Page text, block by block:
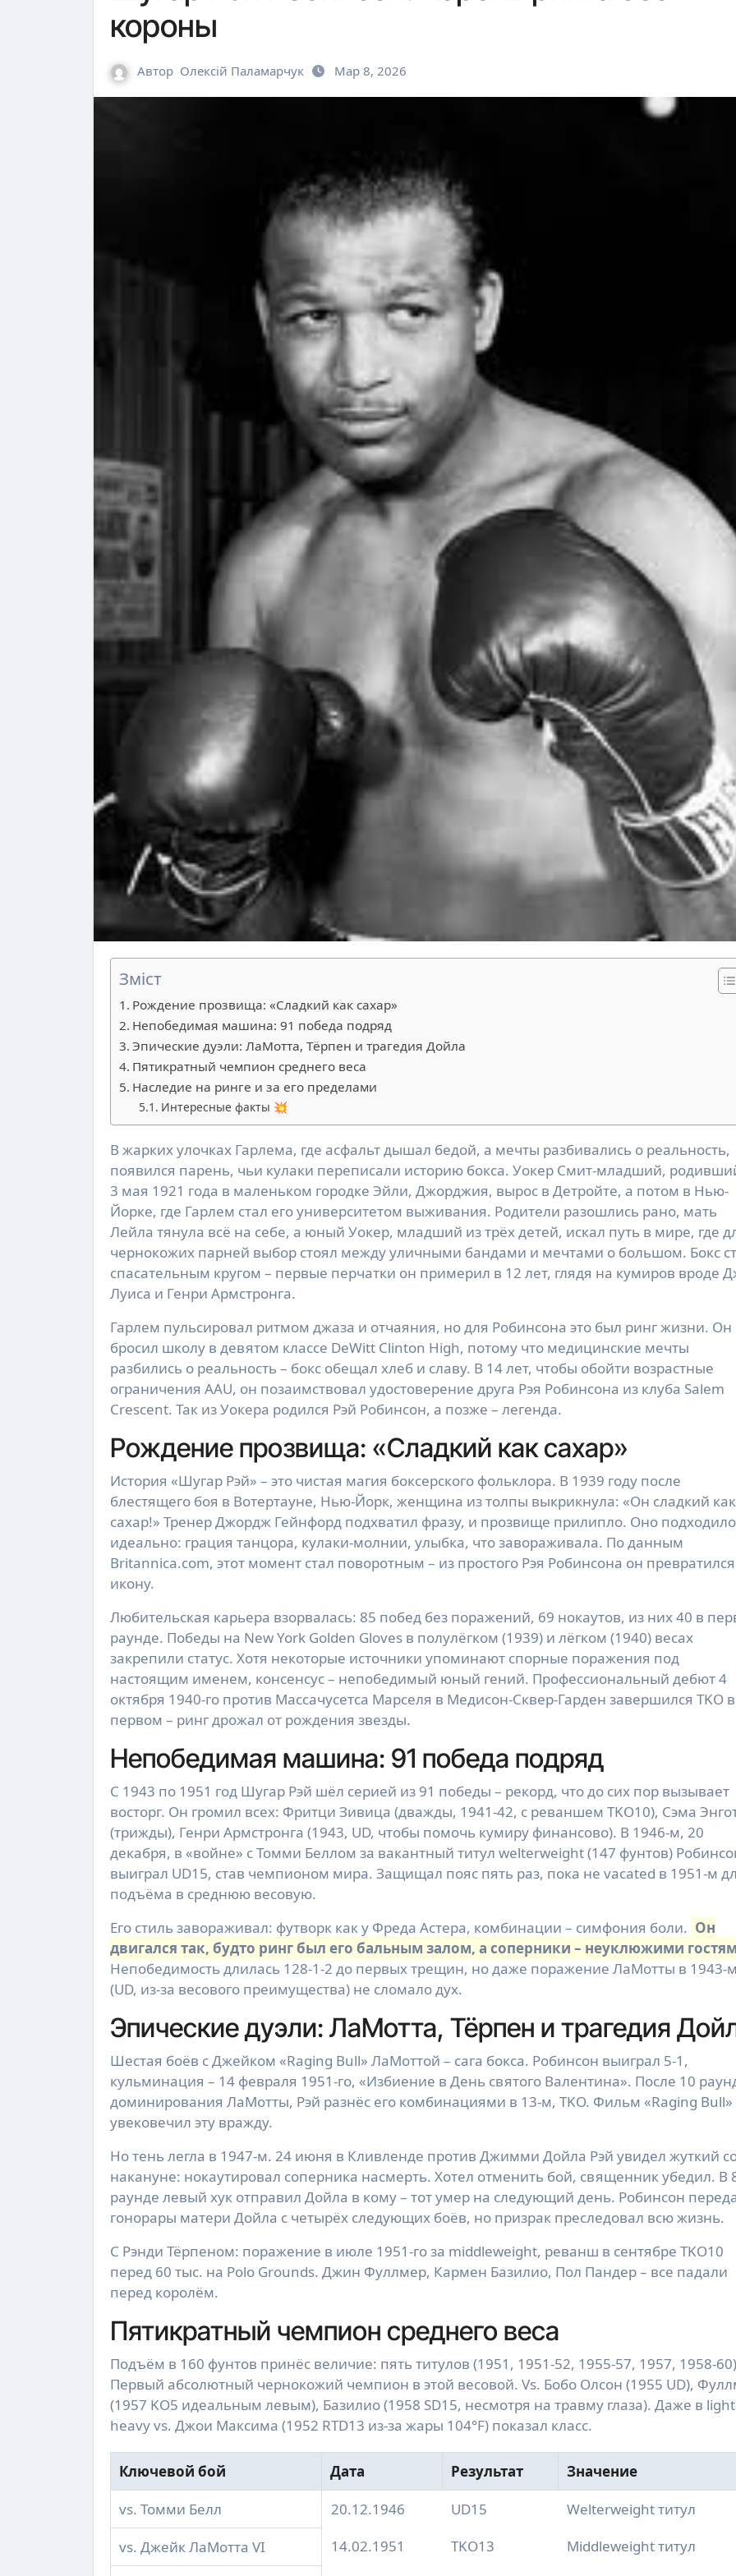
короны
Автор Олексій Паламарчук Мар 8, 2026
Зміст
Рождение прозвища: «Сладкий как сахар»
Непобедимая машина: 91 победа подряд
Эпические дуэли: ЛаМотта, Тёрпен и трагедия Дойла
Пятикратный чемпион среднего веса
Наследие на ринге и за его пределами
Интересные факты 💥
В жарких улочках Гарлема, где асфальт дышал бедой, а мечты разбивались о реальность,
появился парень, чьи кулаки переписали историю бокса. Уокер Смит-младший,
3 мая 1921 года в маленьком городке Эйли, Джорджия, вырос в Детройте, а потом в Нью-
Йорке, где Гарлем стал его университетом выживания. Родители разошлись рано, мать
Лейла тянула всё на себе, а юный Уокер, младший из трёх детей, искал путь в мире, где
чернокожих парней выбор стоял между уличными бандами и мечтами о большом. Бокс
спасательным кругом – первые перчатки он примерил в 12 лет, глядя на кумиров вроде
Луиса и Генри Армстронга.
Гарлем пульсировал ритмом джаза и отчаяния, но для Робинсона это был ринг жизни. Он
бросил школу в девятом классе DeWitt Clinton High, потому что медицинские мечты
разбились о реальность – бокс обещал хлеб и славу. В 14 лет, чтобы обойти возрастные
ограничения AAU, он позаимствовал удостоверение друга Рэя Робинсона из клуба Salem
Crescent. Так из Уокера родился Рэй Робинсон, а позже – легенда.
Рождение прозвища: «Сладкий как сахар»
История «Шугар Рэй» – это чистая магия боксерского фольклора. В 1939 году после
блестящего боя в Вотертауне, Нью-Йорк, женщина из толпы выкрикнула: «Он сладкий как
сахар!» Тренер Джордж Гейнфорд подхватил фразу, и прозвище прилипло. Оно подходило
идеально: грация танцора, кулаки-молнии, улыбка, что завораживала. По данным
Britannica.com, этот момент стал поворотным – из простого Рэя Робинсона он
икону.
Любительская карьера взорвалась: 85 побед без поражений, 69 нокаутов, из них 40 в
раунде. Победы на New York Golden Gloves в полулёгком (1939) и лёгком (1940) весах
закрепили статус. Хотя некоторые источники упоминают спорные поражения под
настоящим именем, консенсус – непобедимый юный гений. Профессиональный дебют 4
октября 1940-го против Массачусетса Марселя в Медисон-Сквер-Гарден завершился TKO в
первом – ринг дрожал от рождения звезды.
Непобедимая машина: 91 победа подряд
С 1943 по 1951 год Шугар Рэй шёл серией из 91 победы – рекорд, что до сих пор вызывает
восторг. Он громил всех: Фритци Зивица (дважды, 1941-42, с реваншем TKO10), Сэма
(трижды), Генри Армстронга (1943, UD, чтобы помочь кумиру финансово). В 1946-м, 20
декабря, в «войне» с Томми Беллом за вакантный титул welterweight (147 фунтов)
выиграл UD15, став чемпионом мира. Защищал пояс пять раз, пока не vacated в 1951-м
подъёма в среднюю весовую.
Его стиль завораживал: футворк как у Фреда Астера, комбинации – симфония боли. Он
двигался так, будто ринг был его бальным залом, а соперники – неуклюжими
Непобедимость длилась 128-1-2 до первых трещин, но даже поражение ЛаМотты в 1943-м
(UD, из-за весового преимущества) не сломало дух.
Эпические дуэли: ЛаМотта, Тёрпен и трагедия
Шестая боёв с Джейком «Raging Bull» ЛаМоттой – сага бокса. Робинсон выиграл 5-1,
кульминация – 14 февраля 1951-го, «Избиение в День святого Валентина». После 10
доминирования ЛаМотты, Рэй разнёс его комбинациями в 13-м, TKO. Фильм «Raging Bull»
увековечил эту вражду.
Но тень легла в 1947-м. 24 июня в Кливленде против Джимми Дойла Рэй увидел жуткий
накануне: нокаутировал соперника насмерть. Хотел отменить бой, священник убедил. В
раунде левый хук отправил Дойла в кому – тот умер на следующий день. Робинсон
гонорары матери Дойла с четырёх следующих боёв, но призрак преследовал всю жизнь.
С Рэнди Тёрпеном: поражение в июле 1951-го за middleweight, реванш в сентябре TKO10
перед 60 тыс. на Polo Grounds. Джин Фуллмер, Кармен Базилио, Пол Пандер – все падали
перед королём.
Пятикратный чемпион среднего веса
Подъём в 160 фунтов принёс величие: пять титулов (1951, 1951-52, 1955-57, 1957, 1958-
Первый абсолютный чернокожий чемпион в этой весовой. Vs. Бобо Олсон (1955 UD),
(1957 KO5 идеальным левым), Базилио (1958 SD15, несмотря на травму глаза). Даже в
heavy vs. Джои Максима (1952 RTD13 из-за жары 104°F) показал класс.
Ключевой бой Дата Результат
Значение
vs. Томми Белл
20.12.1946 UD15
Welterweight титул
vs. Джейк ЛаМотта VI
14.02.1951 TKO13 Middleweight титул